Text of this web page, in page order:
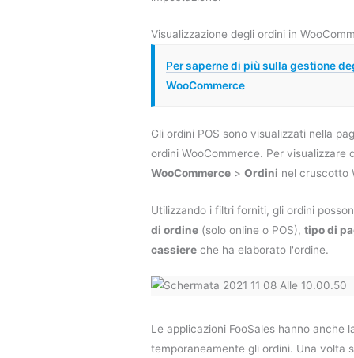
Visualizzazione degli ordini in
Per saperne di più sulla gestione
WooCommerce
Gli ordini POS sono visualizzati nella
ordini WooCommerce. Per visualizzare
WooCommerce > Ordini nel cruscotto
Utilizzando i filtri forniti, gli ordini
di ordine (solo online o POS), tipo di
cassiere che ha elaborato l'ordine.
Le applicazioni FooSales hanno anche
temporaneamente gli ordini. Una volta